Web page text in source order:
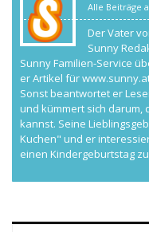
Alle Beiträge
Der Vater
Sunny
Sunny Familien-Service
er Artikel für
Sonst beantwortet er
und kümmert sich darum,
kannst. Seine
Kuchen" und er
einen Kindergeburtstag